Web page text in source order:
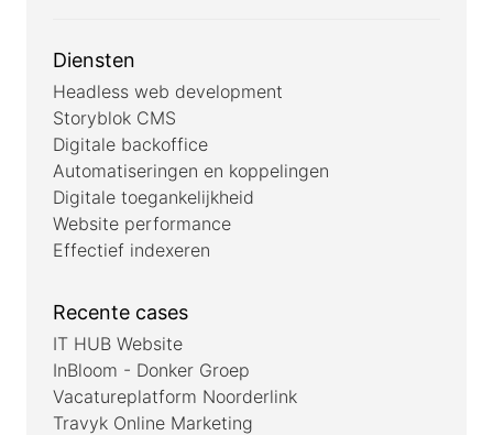
Diensten
Headless web development
Storyblok CMS
Digitale backoffice
Automatiseringen en koppelingen
Digitale toegankelijkheid
Website performance
Effectief indexeren
Recente cases
IT HUB Website
InBloom - Donker Groep
Vacatureplatform Noorderlink
Travyk Online Marketing